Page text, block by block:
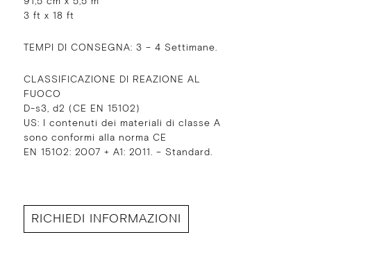
3 ft x 18 ft
TEMPI DI CONSEGNA: 3 – 4 Settimane.
CLASSIFICAZIONE DI REAZIONE AL
FUOCO
D-s3, d2 (CE EN 15102)
US: I contenuti dei materiali di classe A
sono conformi alla norma CE
EN 15102: 2007 + A1: 2011. – Standard.
RICHIEDI INFORMAZIONI